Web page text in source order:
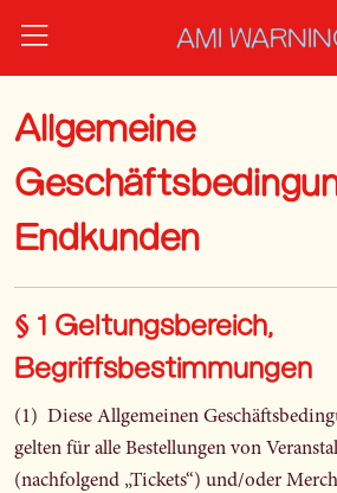
AMI
Allgemeine
Endkunden
§ 1 Geltungsbereich,
Begriffsbestimmungen
(1) Diese Allgemeinen
gelten für alle Bestellungen von
(nachfolgend „Tickets“) und/oder